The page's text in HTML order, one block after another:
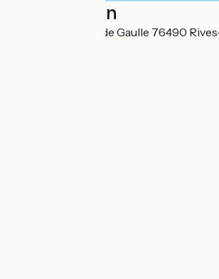
Localisation
Place du Général de Gaulle 76490